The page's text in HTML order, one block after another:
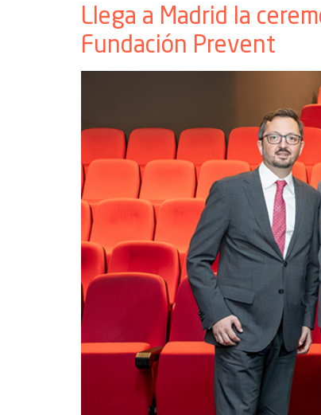
Llega a Madrid la
Fundación Prevent